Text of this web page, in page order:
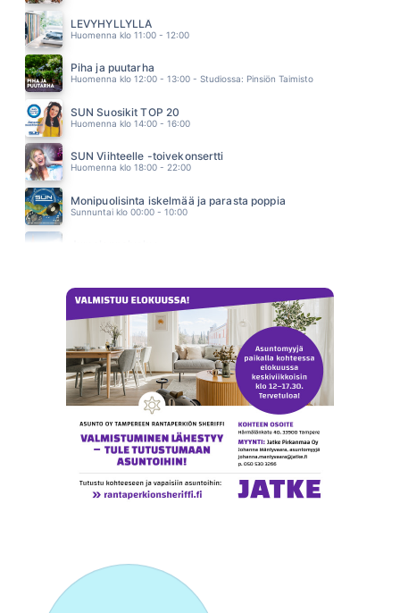
JANI JA JETSETTERS
12.42
LEVYHYLLYLLÄ
Huomenna klo 11:00 - 12:00
Piha ja puutarha
Huomenna klo 12:00 - 13:00 - Studiossa: Pinsiön Taimisto
SUN Suosikit TOP 20
Huomenna klo 14:00 - 16:00
SUN Viihteelle -toivekonsertti
Huomenna klo 18:00 - 22:00
Monipuolisinta iskelmää ja parasta poppia
Sunnuntai klo 00:00 - 10:00